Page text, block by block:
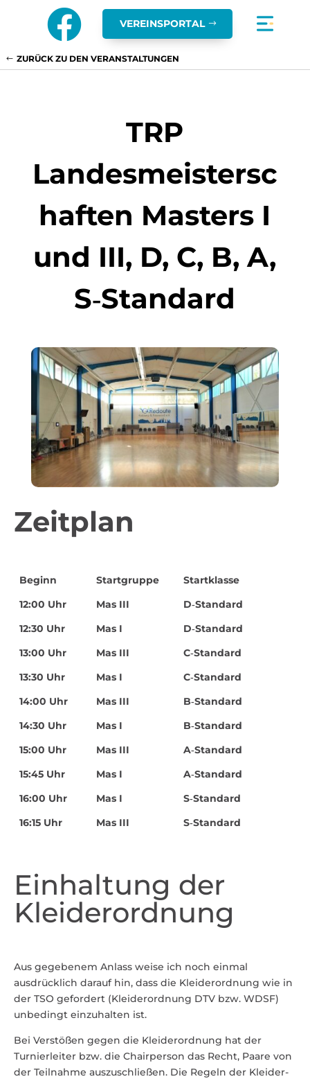
 VEREINSPORTAL
ZURÜCK ZU DEN VERANSTALTUNGEN
TRP
Landesmeistersc
haften Masters I
und III, D, C, B, A,
S‑Standard
Zeitplan
Beginn Start­gruppe
Start­klasse
12:00 Uhr
Mas III
D‑Standard
12:30 Uhr
Mas I
D‑Standard
13:00 Uhr
Mas III
C‑Standard
13:30 Uhr
Mas I
C‑Standard
14:00 Uhr
Mas III
B‑Standard
14:30 Uhr
Mas I
B‑Standard
15:00 Uhr
Mas III
A‑Standard
15:45 Uhr
Mas I
A‑Standard
16:00 Uhr
Mas I
S‑Standard
16:15 Uhr
Mas III S‑Standard
Einhaltung der
Kleiderordnung
Aus gege­benem Anlass weise ich noch einmal
ausdrücklich darauf hin, dass die Klei­der­ordnung wie in
der TSO gefordert (Klei­der­ordnung DTV bzw. WDSF)
unbe­dingt einzu­halten ist.
Bei Verstößen gegen die Klei­der­ordnung hat der
Turnier­leiter bzw. die Chair­person das Recht, Paare von
der Teil­nahme auszu­schließen. Die Regeln der Klei­der­